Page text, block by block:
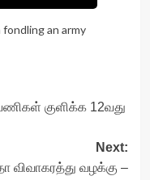
an army
குளிக்க 12வது
Next:
விவாகரத்து வழக்கு –